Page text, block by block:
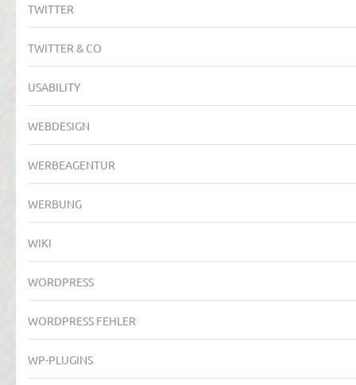
TWITTER
TWITTER & CO
USABILITY
WEBDESIGN
WERBEAGENTUR
WERBUNG
WIKI
WORDPRESS
WORDPRESS FEHLER
WP-PLUGINS